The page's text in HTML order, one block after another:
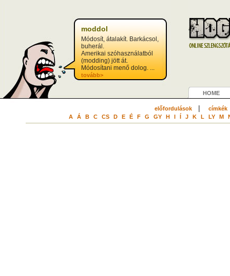
moddol
Módosít, átalakít. Barkácsol,
buherál.
Amerikai szóhasználatból
(modding) jött át.
Módosítani menő dolog. ...
tovább>
HOME
előfordulások| címkék
A Á B C CS D E É F G GY H I Í J K L LY M